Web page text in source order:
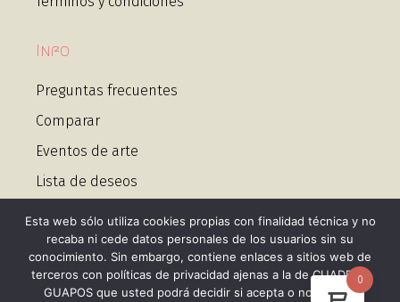
Info
Preguntas frecuentes
Comparar
Eventos de arte
Lista de deseos
Cuadros personalizados
Tienda y horarios
Datos De Contacto
0
Esta web sólo utiliza cookies propias con finalidad técnica y no
recaba ni cede datos personales de los usuarios sin su
conocimiento. Sin embargo, contiene enlaces a sitios web de
terceros con políticas de privacidad ajenas a la de CUADROS
GUAPOS que usted podrá decidir si acepta o no cuando